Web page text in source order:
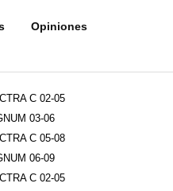
Opiniones
C 02-05
03-06
C 05-08
06-09
C 02-05